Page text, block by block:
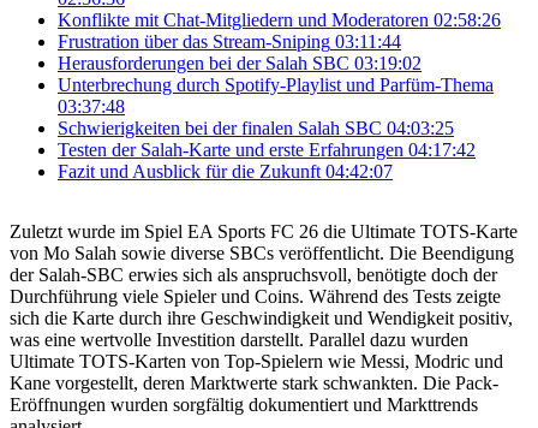
Konflikte mit Chat-Mitgliedern und Moderatoren 02:58:26
Frustration über das Stream-Sniping 03:11:44
Herausforderungen bei der Salah SBC 03:19:02
Unterbrechung durch Spotify-Playlist und Parfüm-Thema
03:37:48
Schwierigkeiten bei der finalen Salah SBC 04:03:25
Testen der Salah-Karte und erste Erfahrungen 04:17:42
Fazit und Ausblick für die Zukunft 04:42:07
Zuletzt wurde im Spiel EA Sports FC 26 die Ultimate TOTS-Karte
von Mo Salah sowie diverse SBCs veröffentlicht. Die Beendigung
der Salah-SBC erwies sich als anspruchsvoll, benötigte doch der
Durchführung viele Spieler und Coins. Während des Tests zeigte
sich die Karte durch ihre Geschwindigkeit und Wendigkeit positiv,
was eine wertvolle Investition darstellt. Parallel dazu wurden
Ultimate TOTS-Karten von Top-Spielern wie Messi, Modric und
Kane vorgestellt, deren Marktwerte stark schwankten. Die Pack-
Eröffnungen wurden sorgfältig dokumentiert und Markttrends